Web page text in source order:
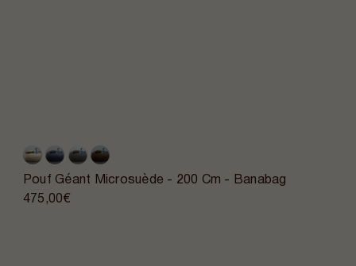
Pouf Géant Microsuède - 200 Cm - Banabag
475,00€